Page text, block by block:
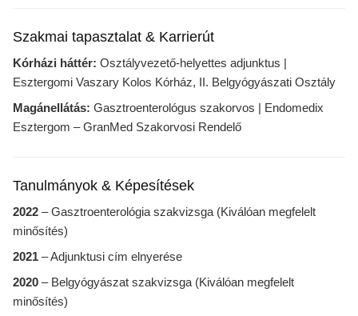
Szakmai tapasztalat & Karrierút
Kórházi háttér: Osztályvezető-helyettes adjunktus |
Esztergomi Vaszary Kolos Kórház, II. Belgyógyászati Osztály
Magánellátás: Gasztroenterológus szakorvos | Endomedix
Esztergom – GranMed Szakorvosi Rendelő
Tanulmányok & Képesítések
2022 – Gasztroenterológia szakvizsga (Kiválóan megfelelt
minősítés)
2021 – Adjunktusi cím elnyerése
2020 – Belgyógyászat szakvizsga (Kiválóan megfelelt
minősítés)